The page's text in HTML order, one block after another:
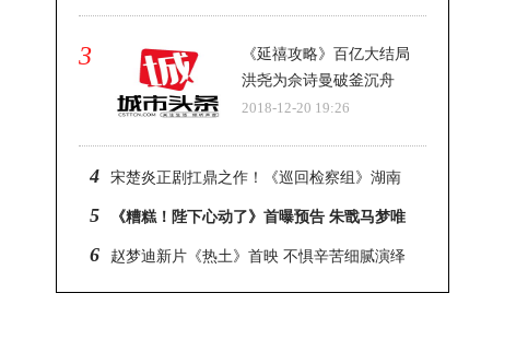
3
《延禧攻略》百亿大结局
洪尧为佘诗曼破釜沉舟
2018-12-20 19:26
4 宋楚炎正剧扛鼎之作！《巡回检察组》湖南
卫视震撼开播
5 《糟糕！陛下心动了》首曝预告 朱戬马梦唯
宫廷蜜恋
6 赵梦迪新片《热土》首映 不惧辛苦细腻演绎
农村女孩